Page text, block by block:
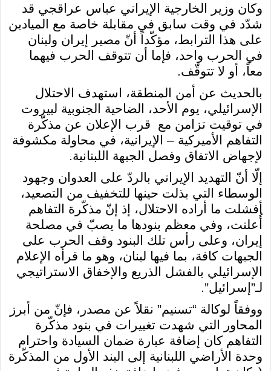
وكان وزير الخارجية الإيراني عباس عراقجي قد
شدّد في وقت سابق في مقابلة خاصة مع الميادين
على هذا الترابط، مؤكّداً أنّ مصير إيران ولبنان
في الحرب واحد، فإما أن تتوقف الحرب فيهما
معاً، أو لا تتوقّف.
بالحديث عن أمن المنطقة، استهدف الاحتلال
الإسرائيلي، يوم الأحد، الضاحية الجنوبية لبيروت
في توقيت تزامن مع قرب الإعلان عن مذكّرة
التفاهم الأميركية – الإيرانية، في محاولة مكشوفة
لإجهاض الاتفاق وفصل الجبهة اللبنانية.
إلّا أنّ التهديد الإيراني بالردّ على العدوان وجهود
الوسطاء التي بذلت حينها للتخفيف من التصعيد،
أفشلت ما أراده الاحتلال، إذ إنّ مذكّرة التفاهم
أُعلنت، وفي معظم بنودها ما يصبّ في مصلحة
إيران، وعلى رأس تلك البنود وقف الحرب على
الجبهات كافة، بما فيها لبنان، وهو ما قرأه الإعلام
الإسرائيلي بالفشل الذريع والإخفاق الاستراتيجي
لـ”إسرائيل”.
ووفقاً لوكالة “تسنيم” نقلاً عن مصدر، فإنّ من أبرز
المحاور التي شهدت تغييرات في بنود مذكّرة
التفاهم كان إضافة عبارة ضمان السيادة واحترام
وحدة الأراضي اللبنانية إلى البند الأول من المذكّرة